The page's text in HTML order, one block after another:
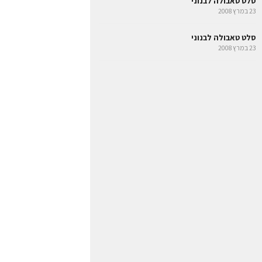
23 במרץ 2008
סלט טאבולה לבנוני
23 במרץ 2008